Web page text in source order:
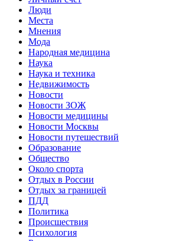
Люди
Места
Мнения
Мода
Народная медицина
Наука
Наука и техника
Недвижимость
Новости
Новости ЗОЖ
Новости медицины
Новости Москвы
Новости путешествий
Образование
Общество
Около спорта
Отдых в России
Отдых за границей
ПДД
Политика
Происшествия
Психология